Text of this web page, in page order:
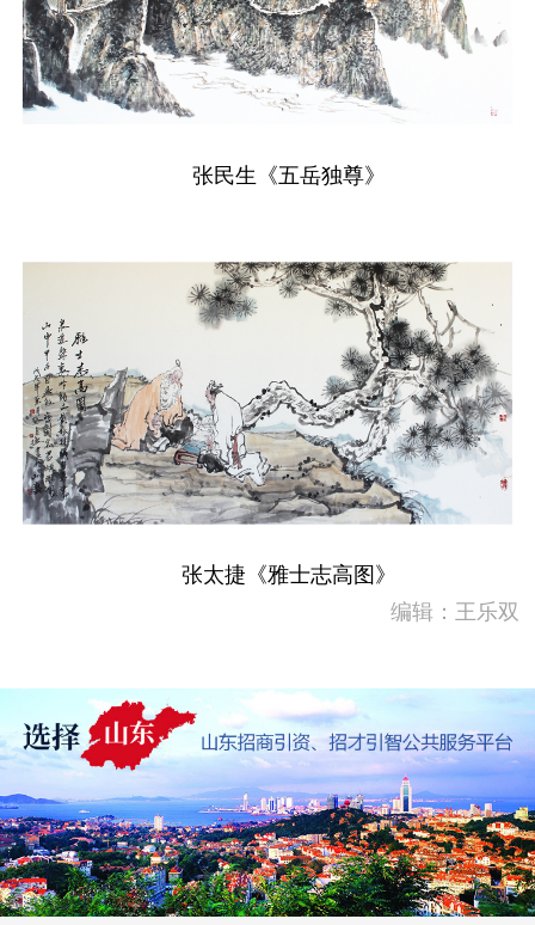
张民生《五岳独尊》
张太捷《雅士志高图》
编辑：王乐双